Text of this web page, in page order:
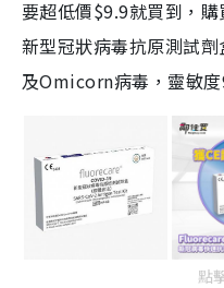
要超低價$9.9就買到，
新型冠狀病毒抗原測試
及Omicorn病毒，靈敏
點